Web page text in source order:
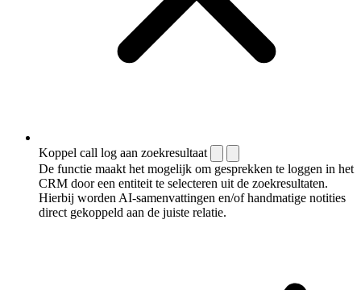
Koppel call log aan zoekresultaat
De functie maakt het mogelijk om gesprekken te loggen in het
CRM door een entiteit te selecteren uit de zoekresultaten.
Hierbij worden AI-samenvattingen en/of handmatige notities
direct gekoppeld aan de juiste relatie.